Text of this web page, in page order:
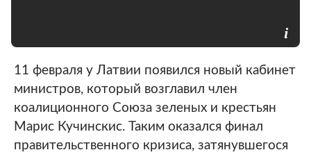
11 февраля у Латвии появился новый кабинет
министров, который возглавил член
коалиционного Союза зеленых и крестьян
Марис Кучинскис. Таким оказался финал
правительственного кризиса, затянувшегося